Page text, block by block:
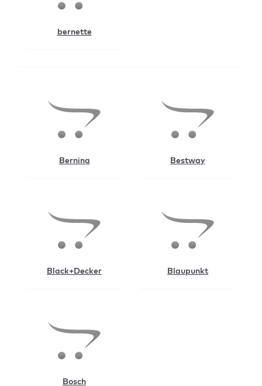
bernette
Bernina Bestway
Black+Decker Blaupunkt
Bosch